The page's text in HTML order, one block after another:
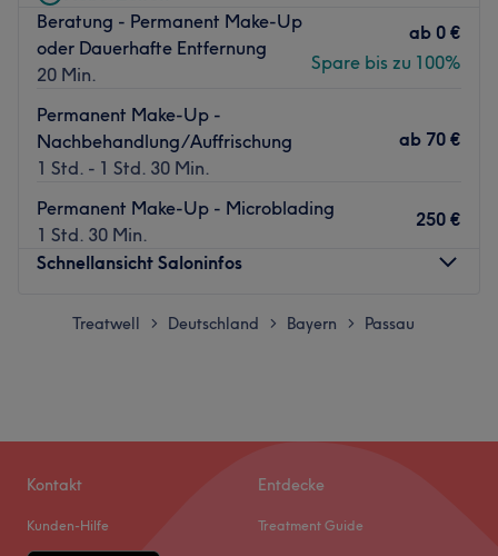
Beratung - Permanent Make-Up
oder Dauerhafte Entfernung
20 Min.
ab 0 €
Spare bis zu 100%
Permanent Make-Up -
Nachbehandlung/Auffrischung
1 Std. - 1 Std. 30 Min.
ab 70 €
Permanent Make-Up - Microblading
1 Std. 30 Min.
250 €
Schnellansicht Saloninfos
Montag
Geschlossen
Sonntag
Treatwell > Deutschland > Bayern > Passau
Kontakt
Kunden-Hilfe
Entdecke
Treatment Guide